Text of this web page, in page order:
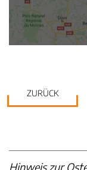
ZURÜCK
Hinweis zur